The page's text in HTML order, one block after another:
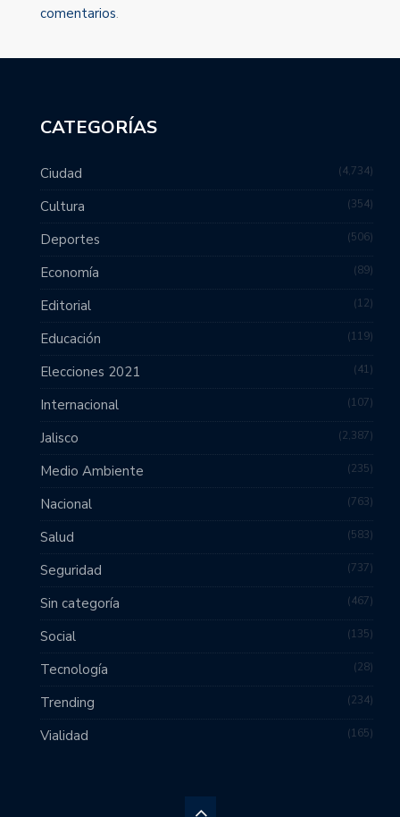
comentarios.
CATEGORÍAS
Ciudad 4,734
Cultura 354
Deportes 506
Economía 89
Editorial 12
Educación 119
Elecciones 2021 41
Internacional 107
Jalisco 2,387
Medio Ambiente 235
Nacional 763
Salud 583
Seguridad 737
Sin categoría 467
Social 135
Tecnología 28
Trending 234
Vialidad 165